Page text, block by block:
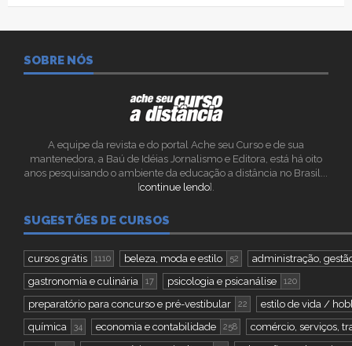
SOBRE NÓS
A equipe da revista e do portal Ache seu Curso e de sua
mantenedora, a Baú de Idéias Jornalismo e Editora, está há oito
anos pesquisando o ambiente da educação a distância no Brasil...
[continue lendo].
SUGESTÕES DE CURSOS
cursos grátis 1110 beleza, moda e estilo 52
administração,
gastronomia e culinária
17 psicologia e psicanálise 120
preparatório para concurso e pré-vestibular 22
estilo de vida /
química
34 economia e contabilidade 258
comércio, serviços,